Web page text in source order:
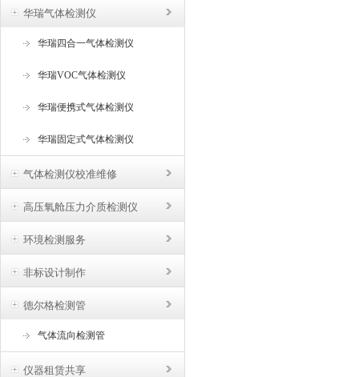
华瑞气体检测仪
华瑞四合一气体检测仪
华瑞VOC气体检测仪
华瑞便携式气体检测仪
华瑞固定式气体检测仪
气体检测仪校准维修
高压氧舱压力介质检测仪
环境检测服务
非标设计制作
德尔格检测管
气体流向检测管
仪器租赁共享